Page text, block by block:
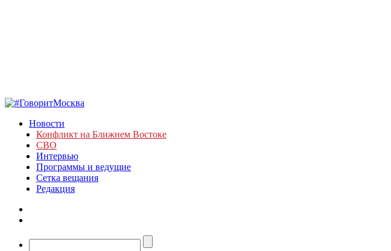
Новости
Конфликт на Ближнем Востоке
СВО
Интервью
Программы и ведущие
Сетка вещания
Редакция